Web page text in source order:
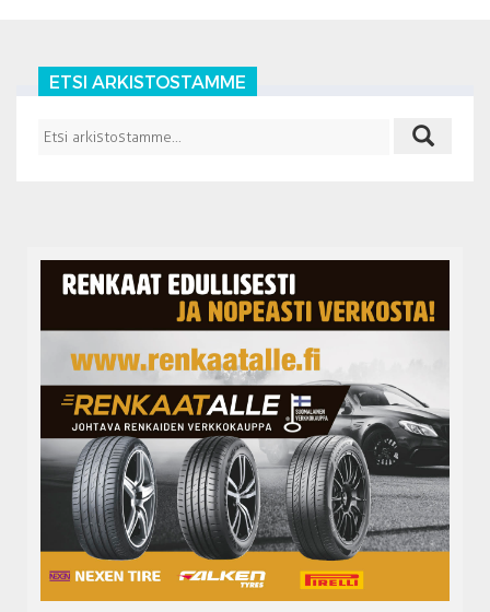
ETSI ARKISTOSTAMME